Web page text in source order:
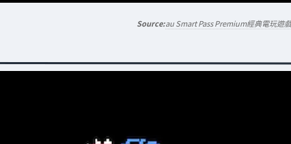
au Smart Pass Premium經典電玩遊戲